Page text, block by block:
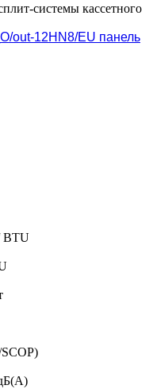
системы кассетного
out-12HN8/EU панель
BTU